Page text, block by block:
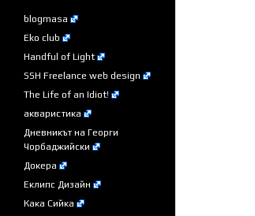
blogmasa
Eko club
Handful of Light
SSH Freelance web design
The Life of an Idiot!
акваристика
Дневникът на Георги
Чорбаджийски
Докера
Еклипс Дизайн
Кака Сийка